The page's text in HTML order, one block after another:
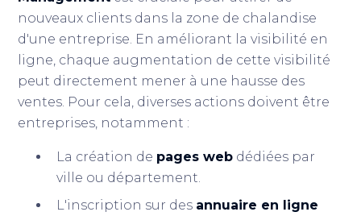
nouveaux clients dans la zone de chalandise
d'une entreprise. En améliorant la visibilité en
ligne, chaque augmentation de cette visibilité
peut directement mener à une hausse des
ventes. Pour cela, diverses actions doivent être
entreprises, notamment :
La création de pages web dédiées par
ville ou département.
L'inscription sur des annuaire en ligne